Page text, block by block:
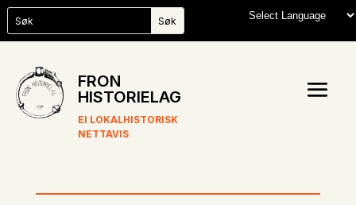
FRON
HISTORIELAG
EI LOKALHISTORISK
NETTAVIS